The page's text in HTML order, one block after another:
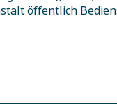
öffentlich